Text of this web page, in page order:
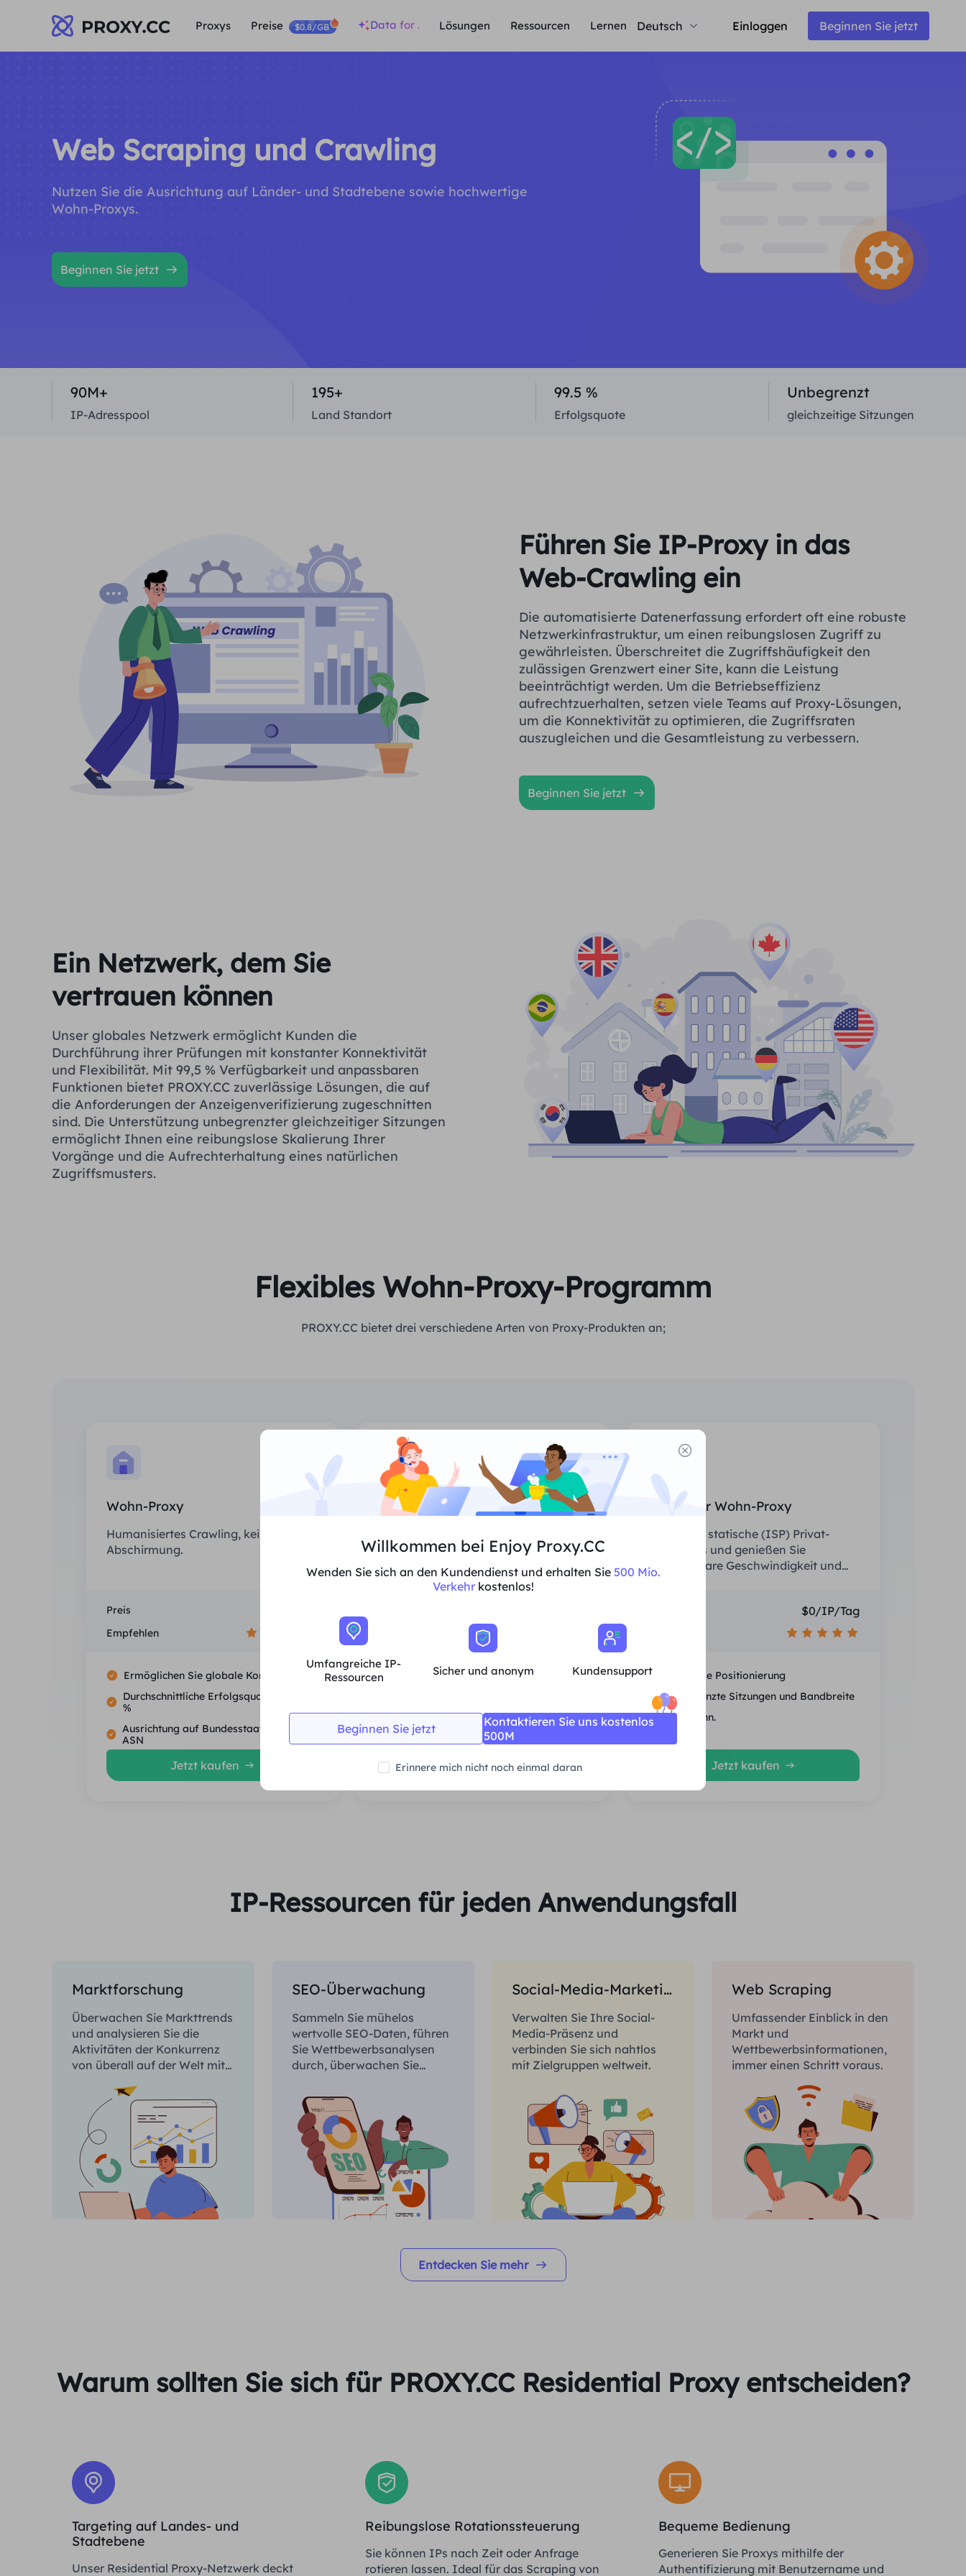
Proxys Preise $0.8/GB Data for AI Lösungen Ressourcen Lernen Deutsch Einloggen Beginnen Sie jetzt
Web Scraping und Crawling
Nutzen Sie die Ausrichtung auf Länder- und Stadtebene sowie hochwertige
Wohn-Proxys.
Beginnen Sie jetzt
90M+
IP-Adresspool
195+
Land Standort
99.5 %
Erfolgsquote
Unbegrenzt
gleichzeitige Sitzungen
Führen Sie IP-Proxy in das
Web-Crawling ein
Die automatisierte Datenerfassung erfordert oft eine robuste
Netzwerkinfrastruktur, um einen reibungslosen Zugriff zu
gewährleisten. Überschreitet die Zugriffshäufigkeit den
zulässigen Grenzwert einer Site, kann die Leistung
beeinträchtigt werden. Um die Betriebseffizienz
aufrechtzuerhalten, setzen viele Teams auf Proxy-Lösungen,
um die Konnektivität zu optimieren, die Zugriffsraten
auszugleichen und die Gesamtleistung zu verbessern.
Beginnen Sie jetzt
Ein Netzwerk, dem Sie
vertrauen können
Unser globales Netzwerk ermöglicht Kunden die
Durchführung ihrer Prüfungen mit konstanter Konnektivität
und Flexibilität. Mit 99,5 % Verfügbarkeit und anpassbaren
Funktionen bietet PROXY.CC zuverlässige Lösungen, die auf
die Anforderungen der Anzeigenverifizierung zugeschnitten
sind. Die Unterstützung unbegrenzter gleichzeitiger Sitzungen
ermöglicht Ihnen eine reibungslose Skalierung Ihrer
Vorgänge und die Aufrechterhaltung eines natürlichen
Zugriffsmusters.
Flexibles Wohn-Proxy-Programm
PROXY.CC bietet drei verschiedene Arten von Proxy-Produkten an;
Wohn-Proxy
Humanisiertes Crawling, keine IP-
Abschirmung.
Preis
Empfehlen
Ermöglichen Sie globale Konnektivität
Durchschnittliche Erfolgsquote von 99.5
%
Ausrichtung auf Bundesstaat, Stadt und
ASN
Jetzt kaufen
Unbegrenzter Wohn-Proxy
Proxies, zufällig zugewiesene Länder.
Unterstützt Multi-Parallelität
Durchschn.
Jetzt kaufen
Statischer Wohn-Proxy
Rüsten Sie statische (ISP) Privat-
Proxys aus und genießen Sie
unschlagbare Geschwindigkeit und
$0/IP/Tag
Nationale Positionierung
Unbegrenzte Sitzungen und Bandbreite
Durchschn.
Jetzt kaufen
IP-Ressourcen für jeden Anwendungsfall
Marktforschung
Überwachen Sie Markttrends
und analysieren Sie die
Aktivitäten der Konkurrenz
von überall auf der Welt mit
SEO-Überwachung
Sammeln Sie mühelos
wertvolle SEO-Daten, führen
Sie Wettbewerbsanalysen
durch, überwachen Sie
regionsspezifische
Erkenntnisse.
Social-Media-Marketing
Verwalten Sie Ihre Social-
Media-Präsenz und
verbinden Sie sich nahtlos
mit Zielgruppen weltweit.
Web Scraping
Umfassender Einblick in den
Markt und
Wettbewerbsinformationen,
immer einen Schritt voraus.
Entdecken Sie mehr
Warum sollten Sie sich für PROXY.CC Residential Proxy entscheiden?
Targeting auf Landes- und
Stadtebene
Unser Residential Proxy-Netzwerk deckt
Reibungslose Rotationssteuerung
Sie können IPs nach Zeit oder Anfrage
rotieren lassen. Ideal für das Scraping von
Bequeme Bedienung
Generieren Sie Proxys mithilfe der
Authentifizierung mit Benutzername und
Willkommen bei Enjoy Proxy.CC
Wenden Sie sich an den Kundendienst und erhalten Sie 500 Mio.
Verkehrkostenlos!
Umfangreiche IP-
Ressourcen
Sicher und anonym Kundensupport
Beginnen Sie jetzt
Kontaktieren Sie uns kostenlos
500M
Erinnere mich nicht noch einmal daran